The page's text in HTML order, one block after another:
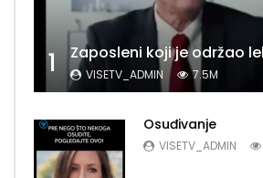
1 Zaposleni koji je održao
VISETV_ADMIN 7.5M
Osuđivanje
VISETV_ADMIN